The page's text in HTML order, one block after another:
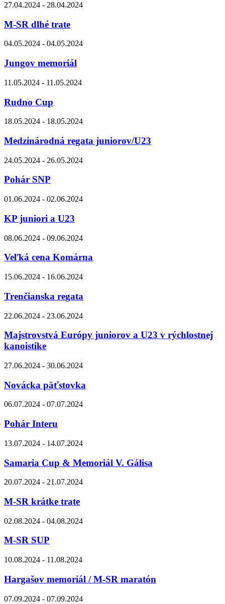
27.04.2024 - 28.04.2024
M-SR dlhé trate
04.05.2024 - 04.05.2024
Jungov memoriál
11.05.2024 - 11.05.2024
Rudno Cup
18.05.2024 - 18.05.2024
Medzinárodná regata juniorov/U23
24.05.2024 - 26.05.2024
Pohár SNP
01.06.2024 - 02.06.2024
KP juniori a U23
08.06.2024 - 09.06.2024
Veľká cena Komárna
15.06.2024 - 16.06.2024
Trenčianska regata
22.06.2024 - 23.06.2024
Majstrovstvá Európy juniorov a U23 v rýchlostnej
kanoistike
27.06.2024 - 30.06.2024
Novácka päťstovka
06.07.2024 - 07.07.2024
Pohár Interu
13.07.2024 - 14.07.2024
Samaria Cup & Memoriál V. Gálisa
20.07.2024 - 21.07.2024
M-SR krátke trate
02.08.2024 - 04.08.2024
M-SR SUP
10.08.2024 - 11.08.2024
Hargašov memoriál / M-SR maratón
07.09.2024 - 07.09.2024